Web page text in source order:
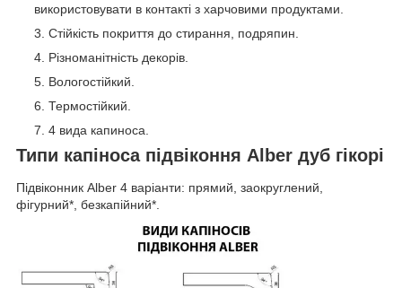
використовувати в контакті з харчовими продуктами.
Стійкість покриття до стирання, подряпин.
Різноманітність декорів.
Вологостійкий.
Термостійкий.
4 вида капиноса.
Типи капіноса підвіконня Alber дуб гікорі
Підвіконник Alber 4 варіанти: прямий, заокруглений,
фігурний*, безкапійний*.